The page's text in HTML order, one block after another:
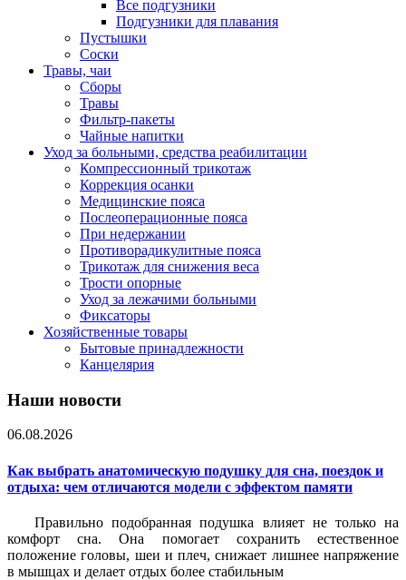
Все подгузники
Подгузники для плавания
Пустышки
Соски
Травы, чаи
Сборы
Травы
Фильтр-пакеты
Чайные напитки
Уход за больными, средства реабилитации
Компрессионный трикотаж
Коррекция осанки
Медицинские пояса
Послеоперационные пояса
При недержании
Противорадикулитные пояса
Трикотаж для снижения веса
Трости опорные
Уход за лежачими больными
Фиксаторы
Хозяйственные товары
Бытовые принадлежности
Канцелярия
Наши новости
06.08.2026
Как выбрать анатомическую подушку для сна, поездок и
отдыха: чем отличаются модели с эффектом памяти
Правильно подобранная подушка влияет не только на
комфорт сна. Она помогает сохранить естественное
положение головы, шеи и плеч, снижает лишнее напряжение
в мышцах и делает отдых более стабильным